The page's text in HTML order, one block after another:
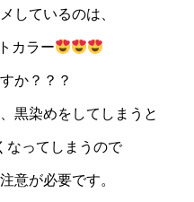
しているのは、
カラー
か？？？
黒染めをしてしまうと
なってしまうので
意が必要です。